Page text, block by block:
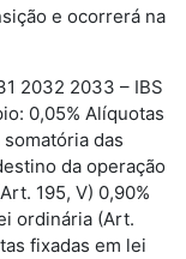
e ocorrerá na
2032 2033 – IBS
0,05% Alíquotas
das
da operação
195, V) 0,90%
ordinária (Art.
fixadas em lei